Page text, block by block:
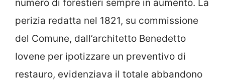
numero di forestieri sempre in aumento. La
perizia redatta nel 1821, su commissione
del Comune, dall’architetto Benedetto
Iovene per ipotizzare un preventivo di
restauro, evidenziava il totale abbandono